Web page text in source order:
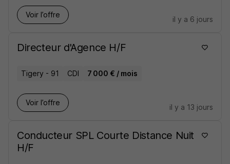
Voir l’offre
il y a 6 jours
Directeur d'Agence H/F
Tigery - 91 CDI 7 000 € / mois
Voir l’offre
il y a 13 jours
Conducteur SPL Courte Distance Nuit
H/F